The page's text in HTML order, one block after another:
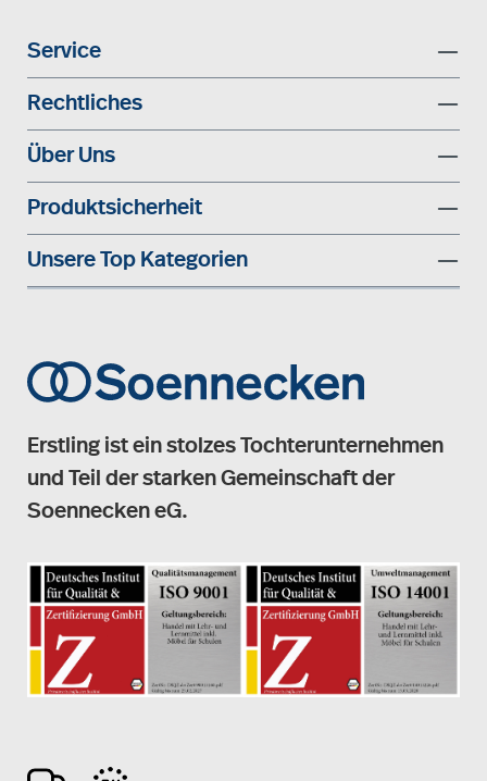
Service
Rechtliches
Über Uns
Produktsicherheit
Unsere Top Kategorien
Erstling ist ein stolzes Tochterunternehmen
und Teil der starken Gemeinschaft der
Soennecken eG.